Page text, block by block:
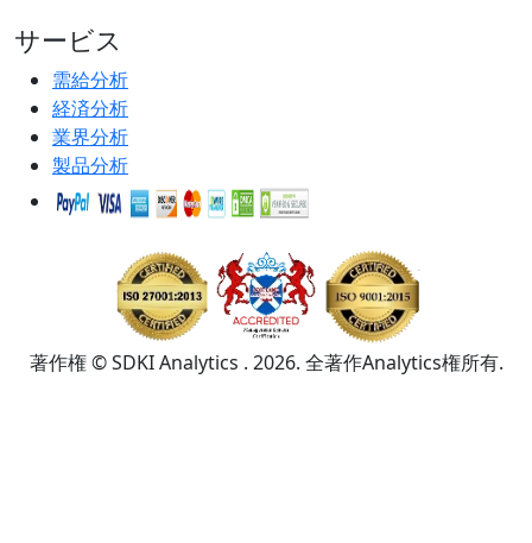
サービス
需給分析
経済分析
業界分析
製品分析
著作権 © SDKI Analytics . 2026. 全著作Analytics権所有.